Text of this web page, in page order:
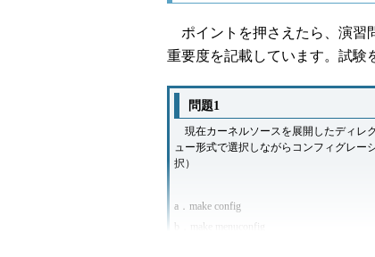
ポイントを押さえたら、演習
重要度を記載しています。試験
問題1
現在カーネルソースを展開したディレ
ュー形式で選択しながらコンフィグレー
択）
a．make config
b．make menuconfig